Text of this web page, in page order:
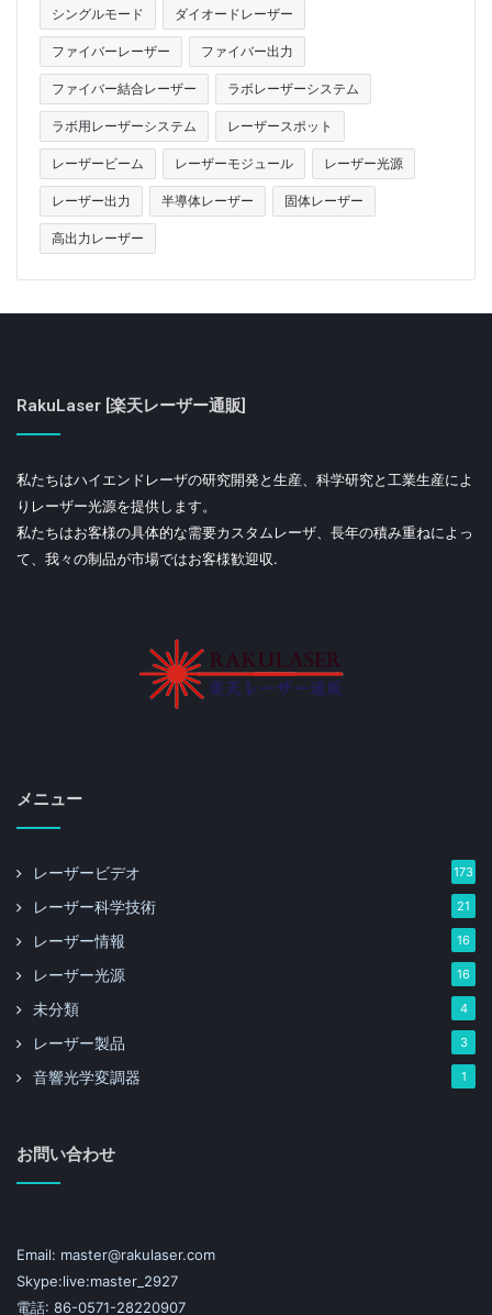
シングルモード ダイオードレーザー
ファイバーレーザー ファイバー出力
ファイバー結合レーザー ラボレーザーシステム
ラボ用レーザーシステム レーザースポット
レーザービーム レーザーモジュール レーザー光源
レーザー出力 半導体レーザー 固体レーザー
高出力レーザー
RakuLaser [楽天レーザー通販]
私たちはハイエンドレーザの研究開発と生産、科学研究と工業生産によ
りレーザー光源を提供します。
私たちはお客様の具体的な需要カスタムレーザ、長年の積み重ねによっ
て、我々の制品が市場ではお客様歓迎収.
メニュー
レーザービデオ 173
レーザー科学技術 21
レーザー情報 16
レーザー光源 16
未分類 4
レーザー製品 3
音響光学変調器 1
お問い合わせ
Email: master@rakulaser.com
Skype:live:master_2927
電話: 86-0571-28220907